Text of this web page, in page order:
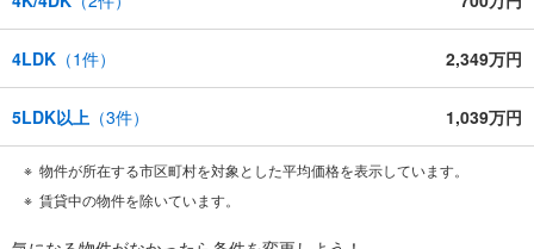
4LDK （1件） 2,349万円
5LDK以上 （3件） 1,039万円
物件が所在する市区町村を対象とした平均価格を表示しています。
賃貸中の物件を除いています。